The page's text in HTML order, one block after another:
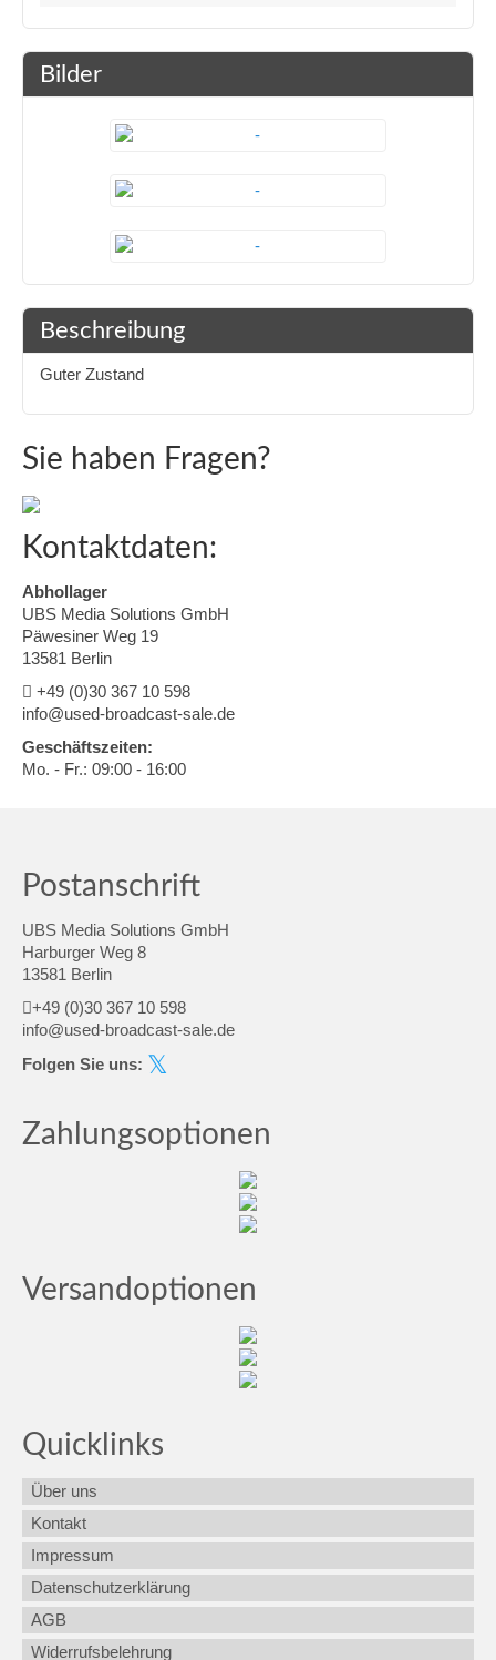
Bilder
Beschreibung
Guter Zustand
Sie haben Fragen?
Kontaktdaten:
Abhollager
UBS Media Solutions GmbH
Päwesiner Weg 19
13581 Berlin
+49 (0)30 367 10 598
info@used-broadcast-sale.de
Geschäftszeiten:
Mo. - Fr.: 09:00 - 16:00
Postanschrift
UBS Media Solutions GmbH
Harburger Weg 8
13581 Berlin
+49 (0)30 367 10 598
info@used-broadcast-sale.de
Folgen Sie uns:
Zahlungsoptionen
Versandoptionen
Quicklinks
Über uns
Kontakt
Impressum
Datenschutzerklärung
AGB
Widerrufsbelehrung